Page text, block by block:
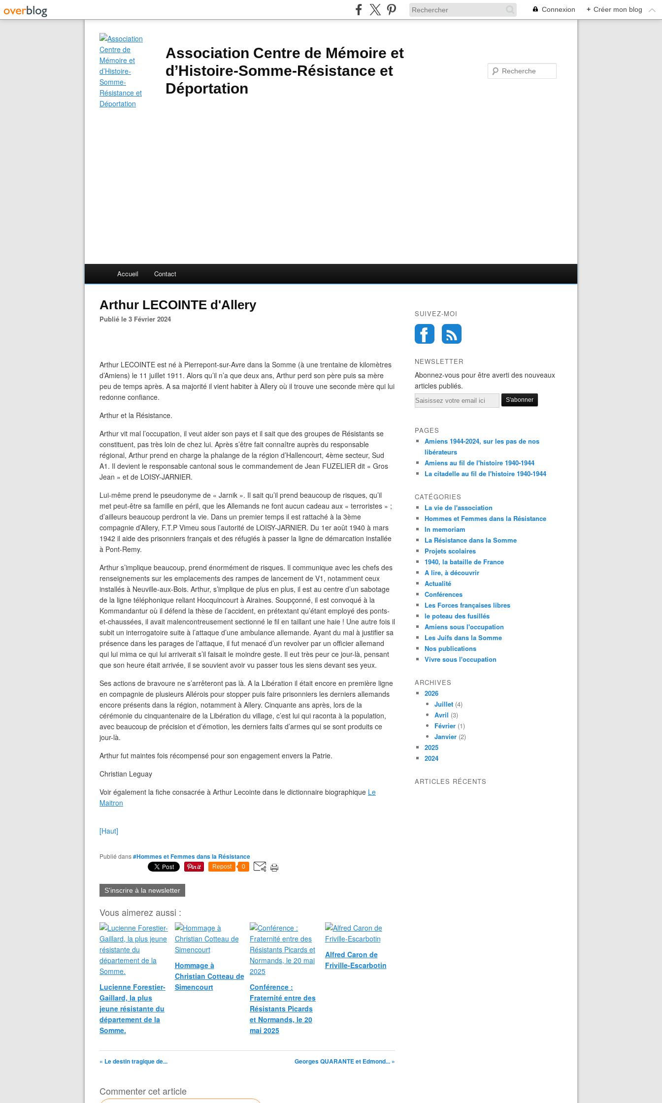
Connexion + Créer mon blog
Association Centre de Mémoire et
d’Histoire-Somme-Résistance et
Déportation
Accueil Contact
Arthur LECOINTE d'Allery
Publié le 3 Février 2024
Arthur LECOINTE est né à Pierrepont-sur-Avre dans la Somme (à une trentaine de kilomètres
d’Amiens) le 11 juillet 1911. Alors qu’il n’a que deux ans, Arthur perd son père puis sa mère
peu de temps après. A sa majorité il vient habiter à Allery où il trouve une seconde mère qui lui
redonne confiance.
Arthur et la Résistance.
Arthur vit mal l’occupation, il veut aider son pays et il sait que des groupes de Résistants se
constituent, pas très loin de chez lui. Après s’être fait connaître auprès du responsable
régional, Arthur prend en charge la phalange de la région d’Hallencourt, 4ème secteur, Sud
A1. Il devient le responsable cantonal sous le commandement de Jean FUZELIER dit « Gros
Jean » et de LOISY-JARNIER.
Lui-même prend le pseudonyme de « Jarnik ». Il sait qu’il prend beaucoup de risques, qu’il
met peut-être sa famille en péril, que les Allemands ne font aucun cadeau aux « terroristes » ;
d’ailleurs beaucoup perdront la vie. Dans un premier temps il est rattaché à la 3ème
compagnie d’Allery, F.T.P Vimeu sous l’autorité de LOISY-JARNIER. Du 1er août 1940 à mars
1942 il aide des prisonniers français et des réfugiés à passer la ligne de démarcation installée
à Pont-Remy.
Arthur s’implique beaucoup, prend énormément de risques. Il communique avec les chefs des
renseignements sur les emplacements des rampes de lancement de V1, notamment ceux
installés à Neuville-aux-Bois. Arthur, s’implique de plus en plus, il est au centre d’un sabotage
de la ligne téléphonique reliant Hocquincourt à Airaines. Soupçonné, il est convoqué à la
Kommandantur où il défend la thèse de l’accident, en prétextant qu’étant employé des ponts-
et-chaussées, il avait malencontreusement sectionné le fil en taillant une haie ! Une autre fois il
subit un interrogatoire suite à l’attaque d’une ambulance allemande. Ayant du mal à justifier sa
présence dans les parages de l’attaque, il fut menacé d’un revolver par un officier allemand
qui lui mima ce qui lui arriverait s’il faisait le moindre geste. Il eut très peur ce jour-là, pensant
que son heure était arrivée, il se souvient avoir vu passer tous les siens devant ses yeux.
Ses actions de bravoure ne s’arrêteront pas là. A la Libération il était encore en première ligne
en compagnie de plusieurs Allérois pour stopper puis faire prisonniers les derniers allemands
encore présents dans la région, notamment à Allery. Cinquante ans après, lors de la
cérémonie du cinquantenaire de la Libération du village, c’est lui qui raconta à la population,
avec beaucoup de précision et d’émotion, les derniers faits d’armes qui se sont produits ce
jour-là.
Arthur fut maintes fois récompensé pour son engagement envers la Patrie.
Christian Leguay
Voir également la fiche consacrée à Arthur Lecointe dans le dictionnaire biographique Le
Maitron
[Haut]
Publié dans#Hommes et Femmes dans la Résistance
Repost 0
S'inscrire à la newsletter
Vous aimerez aussi :
Lucienne Forestier-
Gaillard, la plus
jeune résistante du
département de la
Somme.
Hommage à
Christian Cotteau de
Simencourt
Conférence :
Fraternité entre des
Résistants Picards
et Normands, le 20
mai 2025
Alfred Caron de
Friville-Escarbotin
« Le destin tragique de... Georges QUARANTE et Edmond... »
Commenter cet article
SUIVEZ-MOI
NEWSLETTER
Abonnez-vous pour être averti des nouveaux
articles publiés.
Email
PAGES
Amiens 1944-2024, sur les pas de nos
libérateurs
Amiens au fil de l'histoire 1940-1944
La citadelle au fil de l'histoire 1940-1944
CATÉGORIES
La vie de l'association
Hommes et Femmes dans la Résistance
In memoriam
La Résistance dans la Somme
Projets scolaires
1940, la bataille de France
A lire, à découvrir
Actualité
Conférences
Les Forces françaises libres
le poteau des fusillés
Amiens sous l'occupation
Les Juifs dans la Somme
Nos publications
Vivre sous l'occupation
ARCHIVES
2026
Juillet (4)
Avril (3)
Février (1)
Janvier (2)
2025
2024
ARTICLES RÉCENTS